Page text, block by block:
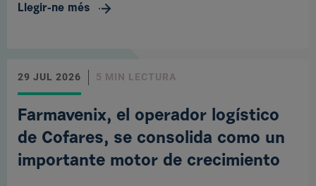
Llegir-ne més
29 JUL 2026 5 MIN LECTURA
Farmavenix, el operador logístico
de Cofares, se consolida como un
importante motor de crecimiento